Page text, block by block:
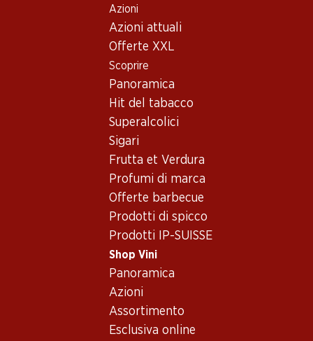
Azioni
Azioni attuali
Offerte XXL
Scoprire
Panoramica
Hit del tabacco
Superalcolici
Sigari
Frutta et Verdura
Profumi di marca
Offerte barbecue
Prodotti di spicco
Prodotti IP-SUISSE
Shop Vini
Panoramica
Azioni
Assortimento
Esclusiva online
Vino/champagne
Bordeaux
Château Marquis d'Alesme Becker
Château Marquis d'Alesme
Francia,Bordeaux, 2010
Rosso lilla scuro. Aromi intensi di mirtilli dolci, more, ribes